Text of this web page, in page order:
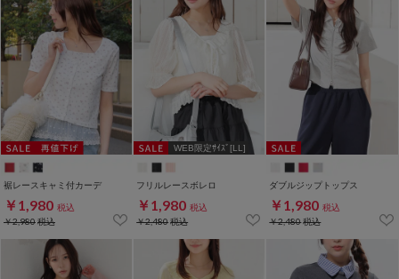
裾レースキャミ付カーデ
￥1,980 税込
￥2,980税込
WEB限定ｻｲｽﾞ[LL]
フリルレースボレロ
￥1,980 税込
￥2,480税込
ダブルジップトップス
￥1,980 税込
￥2,480税込